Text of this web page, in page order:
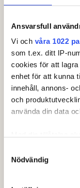
Ansvarsfull
Vi och våra 1022
som t.ex. ditt IP-
cookies för att
enhet för att kunna
innehåll, annons-
och
använda din data
kan ha en
Nödvändig
1 Upsala GK
2 Roslagens
4 Vreta
5 Kårsta GK
Visa fler